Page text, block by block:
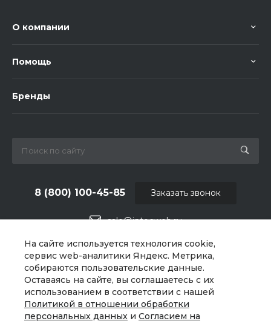
На сайте используется технология cookie,
сервис web-аналитики Яндекс. Метрика,
собираются пользовательские данные.
Оставаясь на сайте, вы соглашаетесь с их
использованием в соответствии с нашей
Политикой в отношении обработки
персональных данных и Согласием на
О компании
Помощь
Бренды
sale@intecweb.ru
8 (800) 100-45-85
г. Москва, ул. Люсиновская, д. 39
Заказать звонок